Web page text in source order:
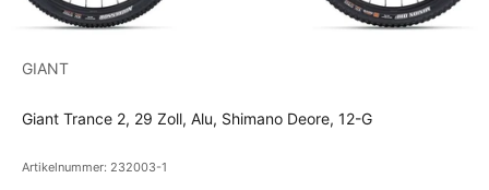
GIANT
Giant Trance 2, 29 Zoll, Alu, Shimano Deore, 12-G
Artikelnummer: 232003-1